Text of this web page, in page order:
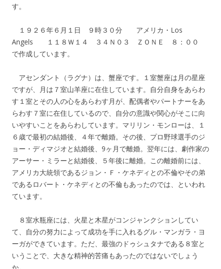
す。
１９２６年６月１日 ９時３０分 アメリカ・Los
Angels １１８Ｗ１４ ３４Ｎ０３ ＺＯＮＥ ８：００
で作成しています。
アセンダント（ラグナ）は、蟹座です。１室蟹座は月の星座
ですが、月は７室山羊座に在住しています。自分自身をあらわ
す１室とその人の心をあらわす月が、配偶者やパートナーをあ
らわす７室に在住しているので、自分の意識や関心がそこに向
いやすいことをあらわしています。マリリン・モンローは、１
６歳で最初の結婚後、４年で離婚。その後、プロ野球選手のジ
ョー・ディマジオと結婚後、9ヶ月で離婚。翌年には、劇作家の
アーサー・ミラーと結婚後、５年後に離婚。この離婚前には、
アメリカ大統領であるジョン・Ｆ・ケネディとの不倫やその弟
であるロバート・ケネディとの不倫もあったのでは、といわれ
ています。
８室水瓶座には、火星と木星がコンジャンクションしてい
て、自分の努力によって成功を手に入れるグル・マンガラ・ヨ
ーガができています。ただ、最強のドゥシュタナである８室と
いうことで、大きな精神的苦痛もあったのではないでしょう